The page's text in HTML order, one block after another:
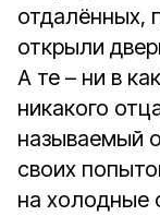
отдалённых,
открыли
А те – ни в
никакого
называемый
своих
на холодные